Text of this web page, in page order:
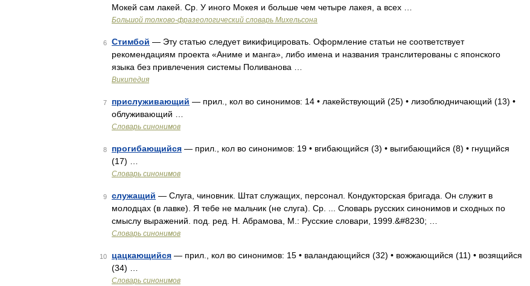
Мокей сам лакей. Ср. У иного Мокея и больше чем четыре лакея, а всех …
Большой толково-фразеологический словарь Михельсона
6 Стимбой — Эту статью следует викифицировать. Оформление статьи не соответствует
рекомендациям проекта «Аниме и манга», либо имена и названия транслитерованы с японского
языка без привлечения системы Поливанова …
Википедия
7 прислуживающий — прил., кол во синонимов: 14 • лакействующий (25) • лизоблюдничающий (13) •
облуживающий …
Словарь синонимов
8 прогибающийся — прил., кол во синонимов: 19 • вгибающийся (3) • выгибающийся (8) • гнущийся
(17) …
Словарь синонимов
9 служащий — Слуга, чиновник. Штат служащих, персонал. Кондукторская бригада. Он служит в
молодцах (в лавке). Я тебе не мальчик (не слуга). Ср. ... Словарь русских синонимов и сходных по
смыслу выражений. под. ред. Н. Абрамова, М.: Русские словари, 1999.&#8230; …
Словарь синонимов
10 цацкающийся — прил., кол во синонимов: 15 • валандающийся (32) • вожжающийся (11) • возящийся
(34) …
Словарь синонимов